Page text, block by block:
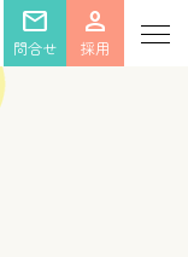
mail
問合せ
person
採用